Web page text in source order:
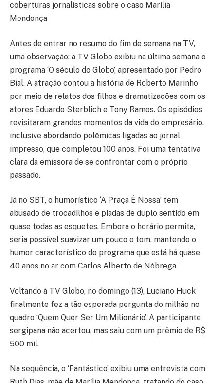
coberturas jornalísticas sobre o caso Marília
Mendonça
Antes de entrar no resumo do fim de semana na TV,
uma observação: a TV Globo exibiu na última semana o
programa ‘O século do Globo’, apresentado por Pedro
Bial. A atração contou a história de Roberto Marinho
por meio de relatos dos filhos e dramatizações com os
atores Eduardo Sterblich e Tony Ramos. Os episódios
revisitaram grandes momentos da vida do empresário,
inclusive abordando polêmicas ligadas ao jornal
impresso, que completou 100 anos. Foi uma tentativa
clara da emissora de se confrontar com o próprio
passado.
Já no SBT, o humorístico ‘A Praça É Nossa’ tem
abusado de trocadilhos e piadas de duplo sentido em
quase todas as esquetes. Embora o horário permita,
seria possível suavizar um pouco o tom, mantendo o
humor característico do programa que está há quase
40 anos no ar com Carlos Alberto de Nóbrega.
Voltando à TV Globo, no domingo (13), Luciano Huck
finalmente fez a tão esperada pergunta do milhão no
quadro ‘Quem Quer Ser Um Milionário’. A participante
sergipana não acertou, mas saiu com um prêmio de R$
500 mil.
Na sequência, o ‘Fantástico’ exibiu uma entrevista com